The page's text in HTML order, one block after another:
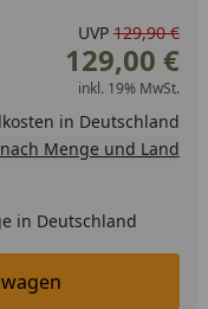
UVP 129,90 €
129,00 €
inkl. 19% MwSt.
in Deutschland
Menge und Land
in Deutschland
legen